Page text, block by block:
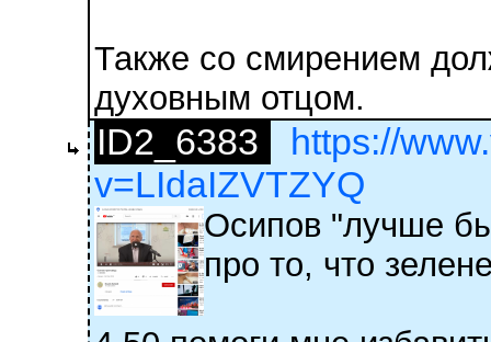
Также со смирением
духовным отцом.
ID2_6383
https://
v=LIdaIZVTZYQ
Осипов "лучше
про то, что